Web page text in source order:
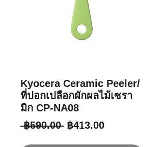
Kyocera Ceramic Peeler/
ที่ปอกเปลือกผักผลไม้เซรา
มิก CP-NA08
฿590.00 Regular
฿413.00Sale